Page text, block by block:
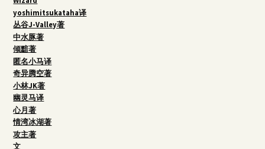
yoshimitsukataha译
丛谷J-Valley著
中水豚著
倾黯著
匿名小马译
奇异腾空著
小林JK著
幽灵马译
心月著
情湾冰湖著
攻主著
文